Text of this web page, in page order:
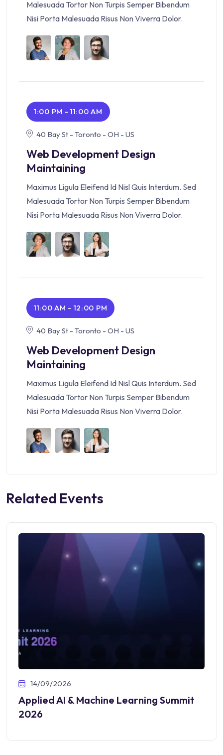
Malesuada Tortor Non Turpis Semper Bibendum
Nisi Porta Malesuada Risus Non Viverra Dolor.
1:00 PM - 11:00 AM
40 Bay St - Toronto - OH - US
Web Development Design
Maintaining
Maximus Ligula Eleifend Id Nisl Quis Interdum. Sed
Malesuada Tortor Non Turpis Semper Bibendum
Nisi Porta Malesuada Risus Non Viverra Dolor.
11:00 AM - 12:00 PM
40 Bay St - Toronto - OH - US
Web Development Design
Maintaining
Maximus Ligula Eleifend Id Nisl Quis Interdum. Sed
Malesuada Tortor Non Turpis Semper Bibendum
Nisi Porta Malesuada Risus Non Viverra Dolor.
Related Events
14/09/2026
Applied AI & Machine Learning Summit
2026